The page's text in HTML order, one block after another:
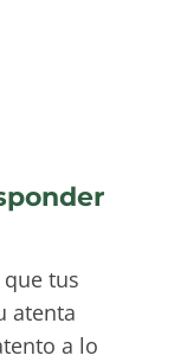
tus
atenta
a lo